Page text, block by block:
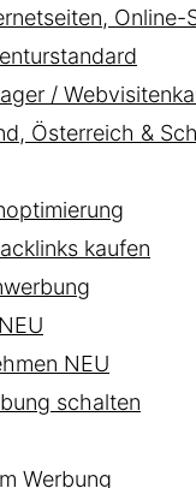
Online-
/
Österreich &
kaufen
NEU
NEU
schalten
Werbung